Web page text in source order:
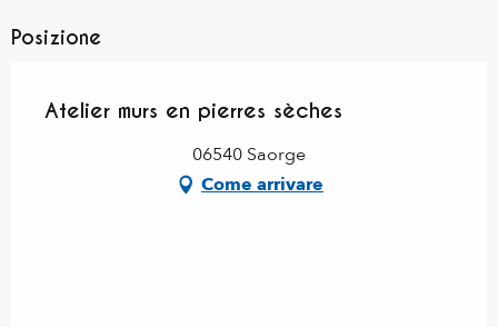
Posizione
Atelier murs en pierres sèches
06540 Saorge
Come arrivare